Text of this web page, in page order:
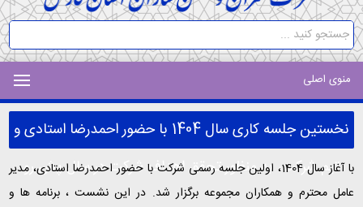
منوی اصلی
نخستین جلسه کاری سال 1404 با حضور احمدرضا استادی و
تیم شرکت، به منظور تحقق اهداف شرکت در سال پش رو
با آغاز سال 1404، اولین جلسه رسمی شرکت با حضور احمدرضا استادی، مدیر
عامل محترم و همکاران مجموعه برگزار شد. در این نشست ، برنامه ها و